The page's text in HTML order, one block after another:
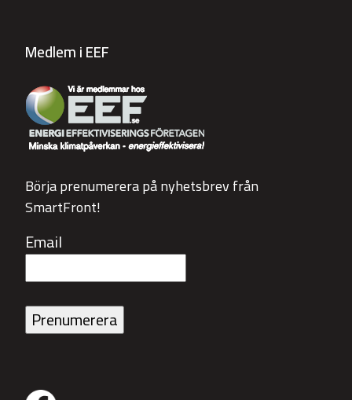
Medlem i EEF
Börja prenumerera på nyhetsbrev från
SmartFront!
Email